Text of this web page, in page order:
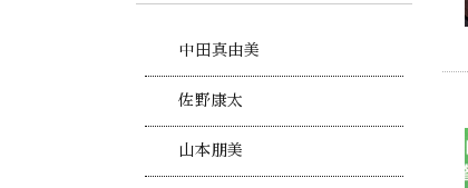
中田真由美
佐野康太
山本朋美